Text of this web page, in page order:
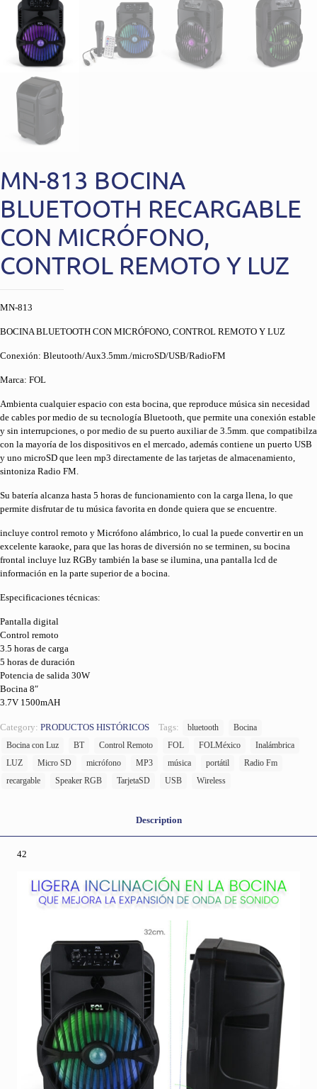
MN-813 BOCINA
BLUETOOTH RECARGABLE
CON MICRÓFONO,
CONTROL REMOTO Y LUZ
MN-813
BOCINA BLUETOOTH CON MICRÓFONO, CONTROL REMOTO Y LUZ
Conexión: Bleutooth/Aux3.5mm./microSD/USB/RadioFM
Marca: FOL
Ambienta cualquier espacio con esta bocina, que reproduce música sin necesidad
de cables por medio de su tecnología Bluetooth, que permite una conexión estable
y sin interrupciones, o por medio de su puerto auxiliar de 3.5mm. que compatibilza
con la mayoría de los dispositivos en el mercado, además contiene un puerto USB
y uno microSD que leen mp3 directamente de las tarjetas de almacenamiento,
sintoniza Radio FM.
Su batería alcanza hasta 5 horas de funcionamiento con la carga llena, lo que
permite disfrutar de tu música favorita en donde quiera que se encuentre.
incluye control remoto y Micrófono alámbrico, lo cual la puede convertir en un
excelente karaoke, para que las horas de diversión no se terminen, su bocina
frontal incluye luz RGBy también la base se ilumina, una pantalla lcd de
información en la parte superior de a bocina.
Especificaciones técnicas:
Pantalla digital
Control remoto
3.5 horas de carga
5 horas de duración
Potencia de salida 30W
Bocina 8″
3.7V 1500mAH
Category: PRODUCTOS HISTÓRICOS Tags: bluetooth
Bocina
Bocina con Luz
BT Control Remoto FOL FOLMéxico
Inalámbrica
LUZ
Micro SD micrófono MP3 música portátil
Radio Fm
recargable
Speaker RGB TarjetaSD USB Wireless
Description
42